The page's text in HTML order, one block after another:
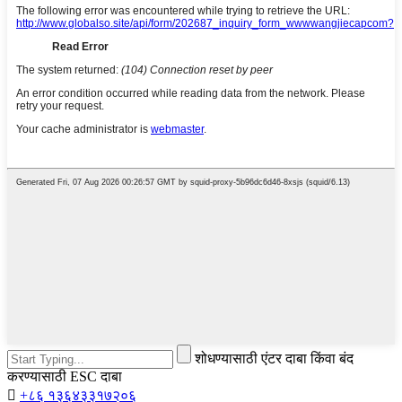
शोधण्यासाठी एंटर दाबा किंवा बंद
करण्यासाठी ESC दाबा
 +८६ १३६४३३१७२०६